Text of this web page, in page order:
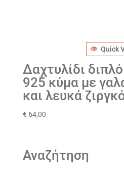
Quick
Δαχτυλίδι
925 κύμα με
και λευκά
€ 64,00
Αναζήτηση